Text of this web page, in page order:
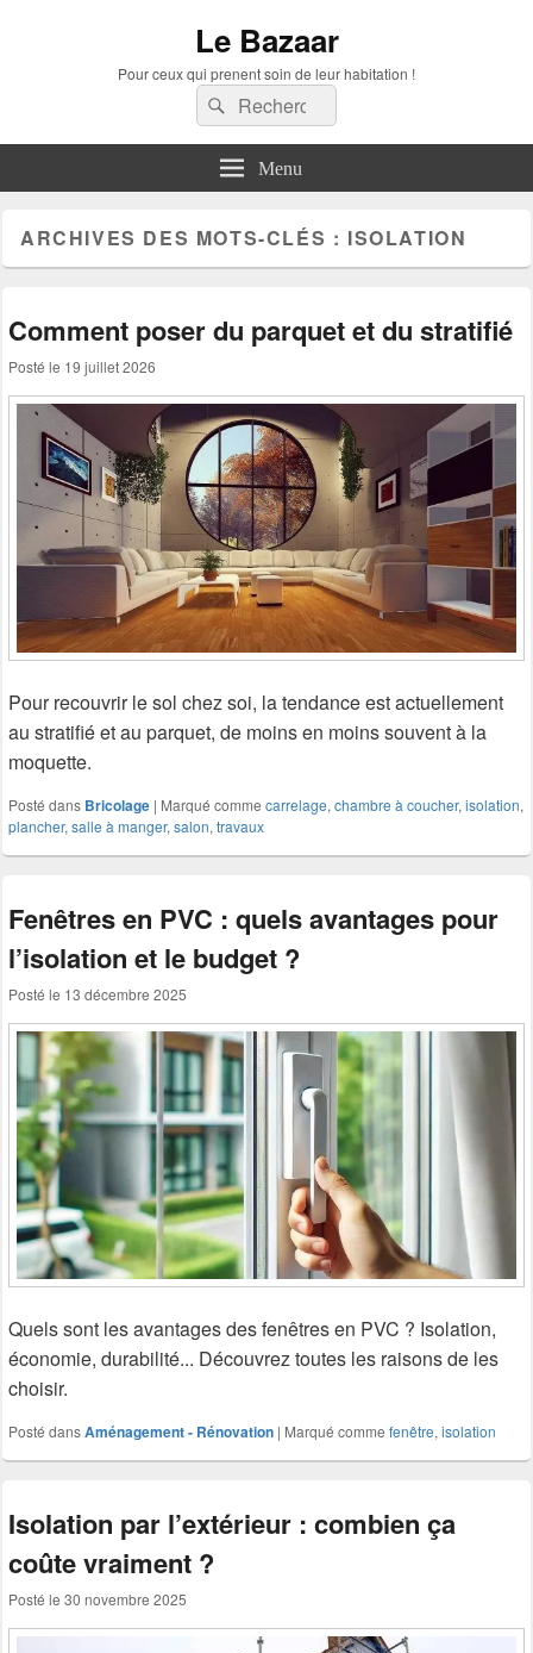
Le Bazaar
Pour ceux qui prenent soin de leur habitation !
Recherche :
Rechercher
Menu
ARCHIVES DES MOTS-CLÉS : ISOLATION
Comment poser du parquet et du stratifié
Posté le 19 juillet 2026
Pour recouvrir le sol chez soi, la tendance est actuellement
au stratifié et au parquet, de moins en moins souvent à la
moquette.
Posté dans Bricolage | Marqué comme carrelage, chambre à coucher, isolation,
plancher, salle à manger, salon, travaux
Fenêtres en PVC : quels avantages pour
l’isolation et le budget ?
Posté le 13 décembre 2025
Quels sont les avantages des fenêtres en PVC ? Isolation,
économie, durabilité... Découvrez toutes les raisons de les
choisir.
Posté dansAménagement - Rénovation | Marqué comme fenêtre, isolation
Isolation par l’extérieur : combien ça
coûte vraiment ?
Posté le 30 novembre 2025